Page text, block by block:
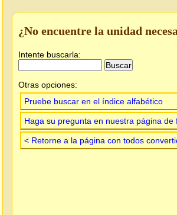
¿No encuentre la unidad
Intente buscarla:
Otras opciones:
Pruebe buscar en el índice alfabético
Haga su pregunta en nuestra página de
< Retorne a la página con todos